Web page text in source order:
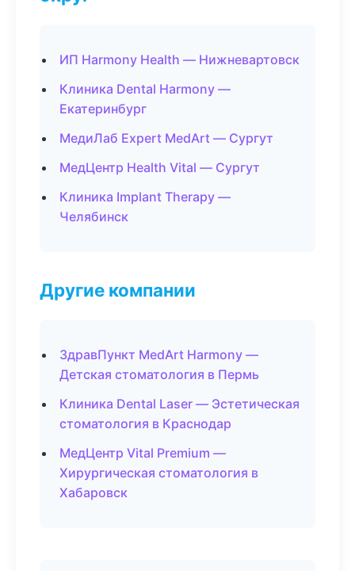
ИП Harmony Health — Нижневартовск
Клиника Dental Harmony —
Екатеринбург
МедиЛаб Expert MedArt — Сургут
МедЦентр Health Vital — Сургут
Клиника Implant Therapy —
Челябинск
Другие компании
ЗдравПункт MedArt Harmony —
Детская стоматология в Пермь
Клиника Dental Laser — Эстетическая
стоматология в Краснодар
МедЦентр Vital Premium —
Хирургическая стоматология в
Хабаровск